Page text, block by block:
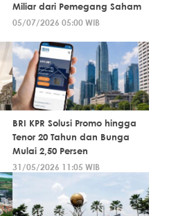
Miliar dari Pemegang Saham
05/07/2026 05:00 WIB
BRI KPR Solusi Promo hingga
Tenor 20 Tahun dan Bunga
Mulai 2,50 Persen
31/05/2026 11:05 WIB